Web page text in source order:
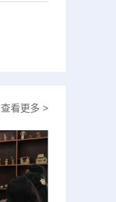
查看更多 >